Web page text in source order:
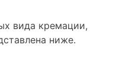
вида кремации,
ниже.